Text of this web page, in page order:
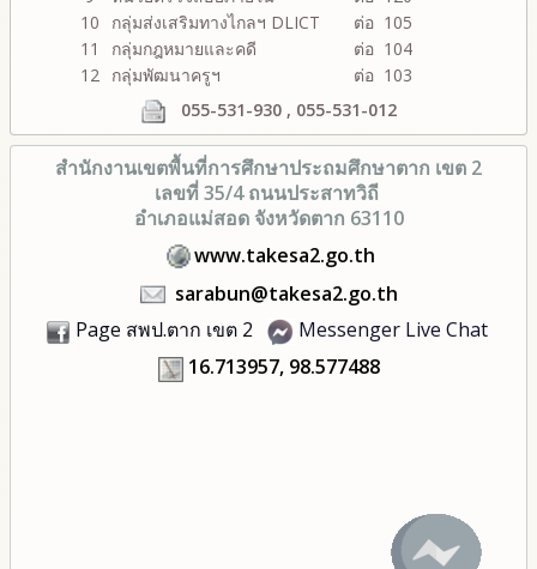
10
กลุ่มส่งเสริมทางไกลฯ DLICT
ต่อ 105
11
กลุ่มกฎหมายและคดี
ต่อ 104
12 กลุ่มพัฒนาครูฯ
ต่อ 103
055-531-930 , 055-531-012
สำนักงานเขตพื้นที่การศึกษาประถมศึกษาตาก เขต 2
เลขที่ 35/4 ถนนประสาทวิถี
อำเภอแม่สอด จังหวัดตาก 63110
www.takesa2.go.th
sarabun@takesa2.go.th
Page สพป.ตาก เขต 2
Messenger Live Chat
16.713957, 98.577488